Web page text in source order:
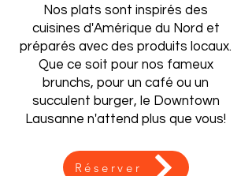
Nos plats sont inspirés des
cuisines d'Amérique du Nord et
préparés avec des produits locaux.
Que ce soit pour nos fameux
brunchs, pour un café ou un
succulent burger, le Downtown
Lausanne n'attend plus que vous!
Réserver